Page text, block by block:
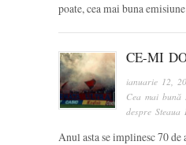
poate, cea mai buna
CE-MI
ianuarie 12,
Cea mai
despre Steaua
Anul asta se implinesc 70